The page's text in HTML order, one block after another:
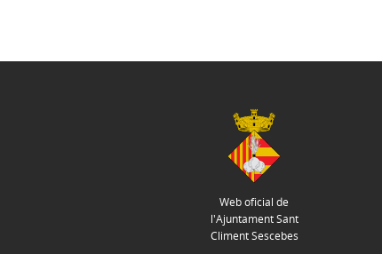
Web oficial de
l'Ajuntament Sant
Climent Sescebes